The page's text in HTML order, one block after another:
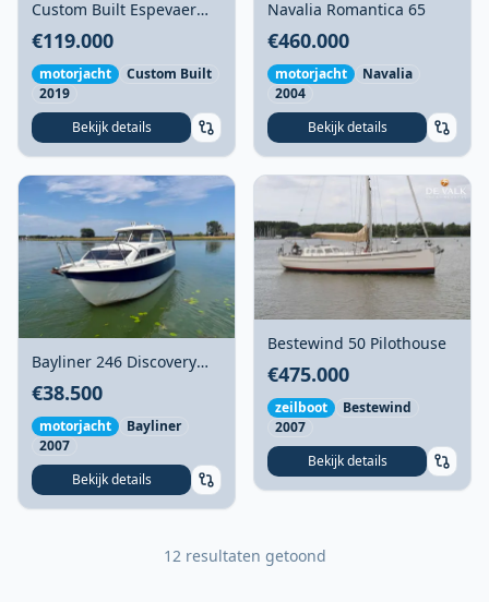
Custom Built Espevaer
865
€119.000
motorjacht
Custom Built
2019
Bekijk details
Navalia Romantica 65
€460.000
motorjacht
Navalia
2004
Bekijk details
Bayliner 246 Discovery
2007 – polyester
daycruiser met BTW
€38.500
motorjacht
Bayliner
2007
Bekijk details
Bestewind 50 Pilothouse
€475.000
zeilboot
Bestewind
2007
Bekijk details
12 resultaten getoond